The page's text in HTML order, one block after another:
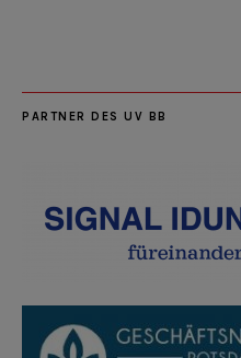
PARTNER DES UV BB